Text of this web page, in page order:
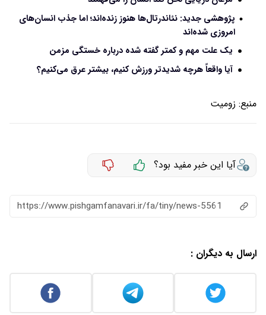
پژوهشی جدید: نئاندرتال‌ها هنوز زنده‌اند؛ اما جذب انسان‌های
امروزی شده‌اند
یک علت مهم و کمتر گفته شده درباره خستگی مزمن
آیا واقعاً هرچه شدیدتر ورزش کنیم، بیشتر عرق می‌کنیم؟
منبع: زومیت
آیا این خبر مفید بود؟
https://www.pishgamfanavari.ir/fa/tiny/news-5561
ارسال به دیگران :